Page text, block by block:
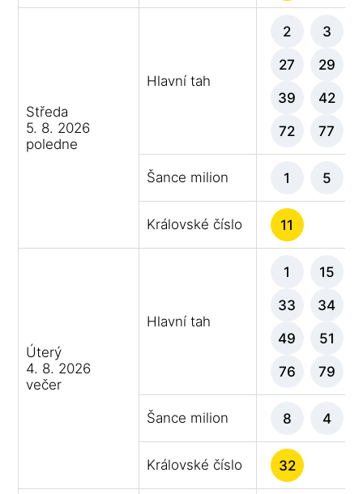
Středa
5. 8. 2026
poledne
Hlavní tah
2 3
27 29
39 42
72 77
Šance milion 1 5
Královské číslo 11
Úterý
4. 8. 2026
večer
Hlavní tah
1 15
33 34
49 51
76 79
Šance milion 8 4
Královské číslo 32